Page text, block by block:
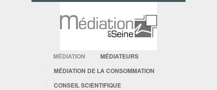
MÉDIATION
MÉDIATEURS
MÉDIATION DE LA CONSOMMATION
CONSEIL SCIENTIFIQUE